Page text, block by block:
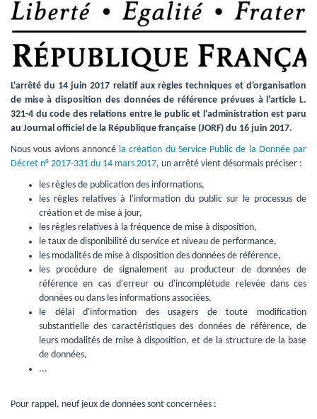
L'arrêté du 14 juin 2017 relatif aux règles techniques et d'organisation
de mise à disposition des données de référence prévues à l'article L.
321-4 du code des relations entre le public et l'administration est paru
au Journal officiel de la République française (JORF) du 16 juin 2017.
Nous vous avions annoncé la création du Service Public de la Donnée par
Décret n° 2017-331 du 14 mars 2017, un arrêté vient désormais préciser :
les règles de publication des informations,
les règles relatives à l'information du public sur le processus de
création et de mise à jour,
les règles relatives à la fréquence de mise à disposition,
le taux de disponibilité du service et niveau de performance,
les modalités de mise à disposition des données de référence,
les procédure de signalement au producteur de données de
référence en cas d'erreur ou d'incomplétude relevée dans ces
données ou dans les informations associées,
le délai d'information des usagers de toute modification
substantielle des caractéristiques des données de référence, de
leurs modalités de mise à disposition, et de la structure de la base
de données,
...
Pour rappel, neuf jeux de données sont concernées :